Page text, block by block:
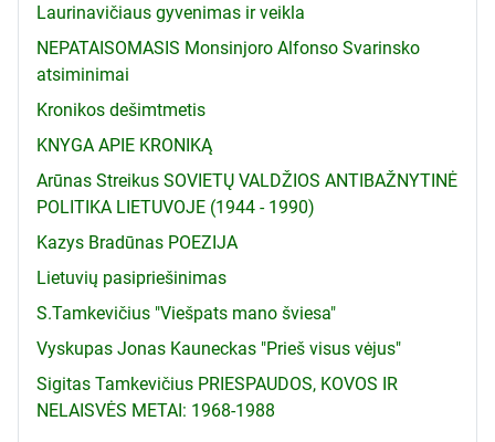
Laurinavičiaus gyvenimas ir veikla
NEPATAISOMASIS Monsinjoro Alfonso Svarinsko
atsiminimai
Kronikos dešimtmetis
KNYGA APIE KRONIKĄ
Arūnas Streikus SOVIETŲ VALDŽIOS ANTIBAŽNYTINĖ
POLITIKA LIETUVOJE (1944 - 1990)
Kazys Bradūnas POEZIJA
Lietuvių pasipriešinimas
S.Tamkevičius "Viešpats mano šviesa"
Vyskupas Jonas Kauneckas "Prieš visus vėjus"
Sigitas Tamkevičius PRIESPAUDOS, KOVOS IR
NELAISVĖS METAI: 1968-1988